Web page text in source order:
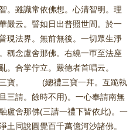
。雖識常依佛想。心清智明。理
嚴云。譬如日出普照世間。於一
現法界。無前無後。一切眾生淨
稱念盧舍那佛。右繞一帀至法座
。合掌佇立。嚴德者首唱云。
寶。 (總禮三寶一拜。互跪執
三請。餘時不用)。一心奉請南無
盧舍那佛(三請一禮下皆依此)。一
土同說圓覺百千萬億河沙諸佛。